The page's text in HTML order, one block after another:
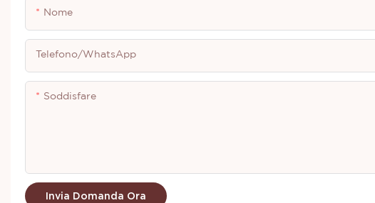
Nome
Telefono/WhatsApp
Soddisfare
Invia Domanda Ora